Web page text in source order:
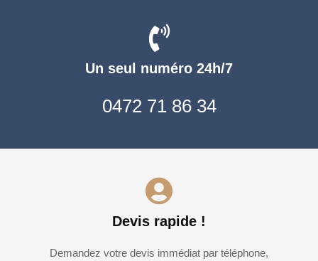
Un seul numéro 24h/7
0472 71 86 34
Devis rapide !
Demandez votre devis immédiat par téléphone,